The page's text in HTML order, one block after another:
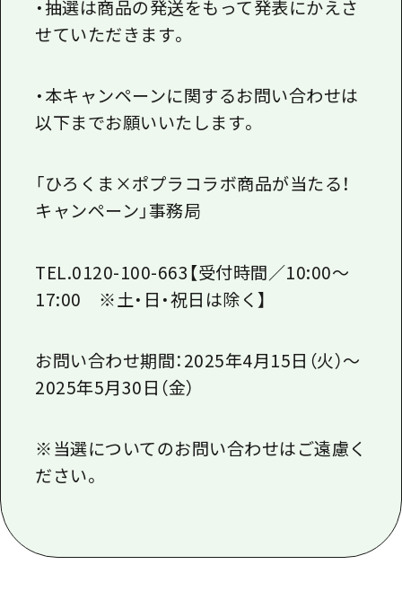
・抽選は商品の発送をもって発表にかえさ
せていただきます。
・本キャンペーンに関するお問い合わせは
以下までお願いいたします。
「ひろくま×ポプラコラボ商品が当たる！
キャンペーン」事務局
TEL.0120-100-663【受付時間／10:00～
17:00 ※土・日・祝日は除く】
お問い合わせ期間：2025年4月15日（火）～
2025年5月30日（金）
※当選についてのお問い合わせはご遠慮く
ださい。